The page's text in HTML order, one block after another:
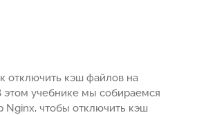
отключить кэш файлов на
этом учебнике мы собираемся
Nginx, чтобы отключить кэш